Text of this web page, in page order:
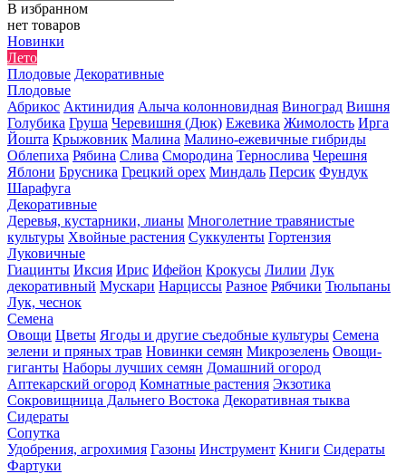
В избранном
нет товаров
Новинки
Лето
Плодовые Декоративные
Плодовые
Абрикос Актинидия Алыча колонновидная Виноград Вишня
Голубика Груша Черевишня (Дюк) Ежевика Жимолость Ирга
Йошта Крыжовник Малина Малино-ежевичные гибриды
Облепиха Рябина Слива Смородина Тернослива Черешня
Яблони Брусника Грецкий орех Миндаль Персик Фундук
Шарафуга
Декоративные
Деревья, кустарники, лианы Многолетние травянистые
культуры Хвойные растения Суккуленты Гортензия
Луковичные
Гиацинты Иксия Ирис Ифейон Крокусы Лилии Лук
декоративный Мускари Нарциссы Разное Рябчики Тюльпаны
Лук, чеснок
Семена
Овощи Цветы Ягоды и другие съедобные культуры Семена
зелени и пряных трав Новинки семян Микрозелень Овощи-
гиганты Наборы лучших семян Домашний огород
Аптекарский огород Комнатные растения Экзотика
Сокровищница Дальнего Востока Декоративная тыква
Сидераты
Сопутка
Удобрения, агрохимия Газоны Инструмент Книги Сидераты
Фартуки